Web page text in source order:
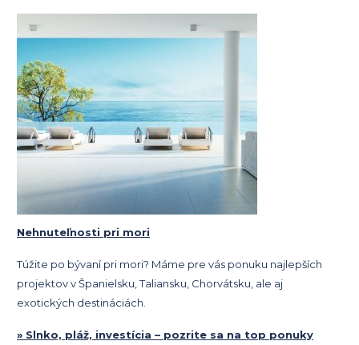
Nehnuteľnosti pri mori
Túžite po bývaní pri mori? Máme pre vás ponuku najlepších
projektov v Španielsku, Taliansku, Chorvátsku, ale aj
exotických destináciách.
» Slnko, pláž, investícia – pozrite sa na top ponuky